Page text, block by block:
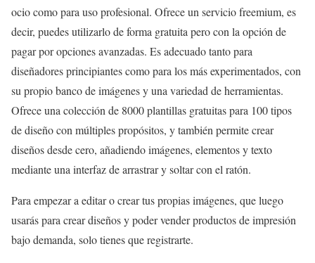
ocio como para uso profesional. Ofrece un servicio freemium, es
decir, puedes utilizarlo de forma gratuita pero con la opción de
pagar por opciones avanzadas. Es adecuado tanto para
diseñadores principiantes como para los más experimentados, con
su propio banco de imágenes y una variedad de herramientas.
Ofrece una colección de 8000 plantillas gratuitas para 100 tipos
de diseño con múltiples propósitos, y también permite crear
diseños desde cero, añadiendo imágenes, elementos y texto
mediante una interfaz de arrastrar y soltar con el ratón.
Para empezar a editar o crear tus propias imágenes, que luego
usarás para crear diseños y poder vender productos de impresión
bajo demanda, solo tienes que registrarte.